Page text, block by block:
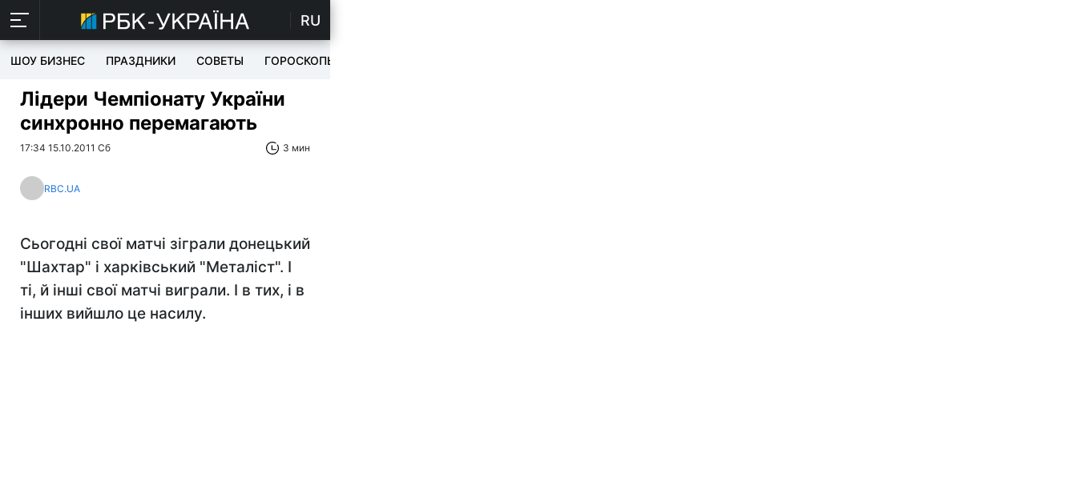
RU
ШОУ БИЗНЕС ПРАЗДНИКИ СОВЕТЫ ГОРОСКОПЫ
Лідери Чемпіонату України
синхронно перемагають
17:34 15.10.2011 Сб 3 мин
RBC.UA
Сьогодні свої матчі зіграли донецький
"Шахтар" і харківський "Металіст". І
ті, й інші свої матчі виграли. І в тих, і в
інших вийшло це насилу.